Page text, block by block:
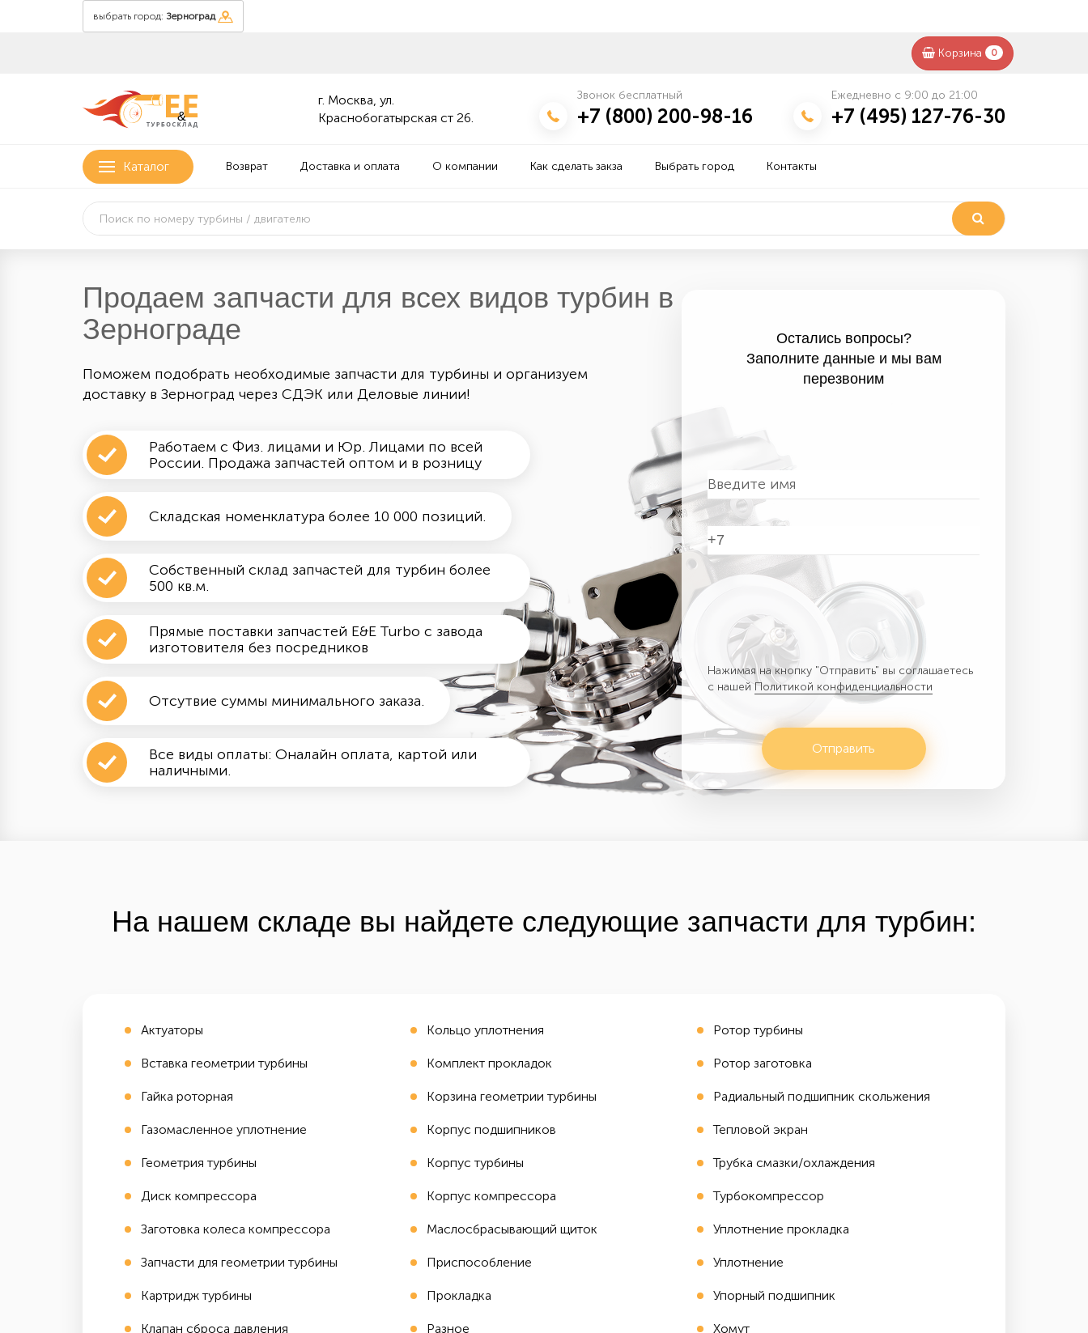
выбрать город: Зерноград
Корзина 0
&
г. Москва, ул.
Краснобогатырская ст 26.
Звонок бесплатный
+7 (800) 200-98-16
Ежедневно с 9:00 до 21:00
+7 (495) 127-76-30
Каталог Возврат Доставка и оплата О компании Как сделать закза Выбрать город Контакты
Продаем запчасти для всех видов турбин в
Зернограде
Поможем подобрать необходимые запчасти для турбины и организуем
доставку в Зерноград через СДЭК или Деловые линии!
Работаем с Физ. лицами и Юр. Лицами по всей
России. Продажа запчастей оптом и в розницу
Складская номенклатура более 10 000 позиций.
Собственный склад запчастей для турбин более
500 кв.м.
Прямые поставки запчастей E&E Turbo с завода
изготовителя без посредников
Отсутвие суммы минимального заказа.
Все виды оплаты: Оналайн оплата, картой или
наличными.
Остались вопросы?
Заполните данные и мы вам
перезвоним
Нажимая на кнопку "Отправить" вы соглашаетесь
с нашейПолитикой конфиденциальности
Отправить
На нашем складе вы найдете следующие запчасти для турбин:
Актуаторы
Вставка геометрии турбины
Гайка роторная
Газомасленное уплотнение
Геометрия турбины
Диск компрессора
Заготовка колеса компрессора
Запчасти для геометрии турбины
Картридж турбины
Клапан сброса давления
Кольцо уплотнения
Комплект прокладок
Корзина геометрии турбины
Корпус подшипников
Корпус турбины
Корпус компрессора
Маслосбрасывающий щиток
Приспособление
Прокладка
Разное
Ротор турбины
Ротор заготовка
Радиальный подшипник скольжения
Тепловой экран
Трубка смазки/охлаждения
Турбокомпрессор
Уплотнение прокладка
Уплотнение
Упорный подшипник
Хомут